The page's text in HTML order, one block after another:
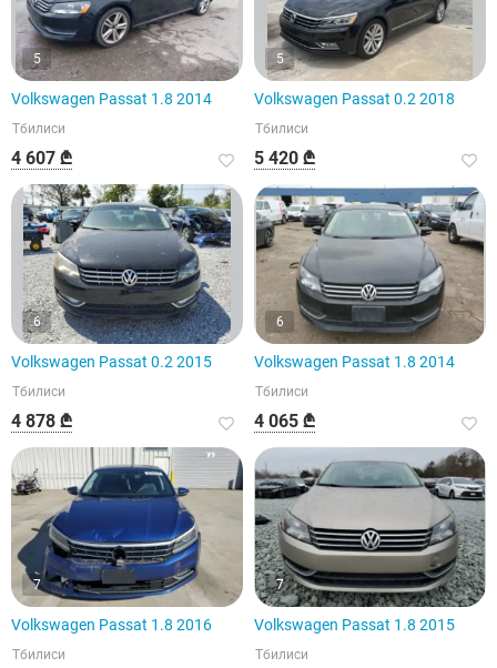
5
Volkswagen Passat 1.8 2014
Тбилиси
4 607 ₾
5
Volkswagen Passat 0.2 2018
Тбилиси
5 420 ₾
6
Volkswagen Passat 0.2 2015
Тбилиси
4 878 ₾
6
Volkswagen Passat 1.8 2014
Тбилиси
4 065 ₾
7
Volkswagen Passat 1.8 2016
Тбилиси
7
Volkswagen Passat 1.8 2015
Тбилиси